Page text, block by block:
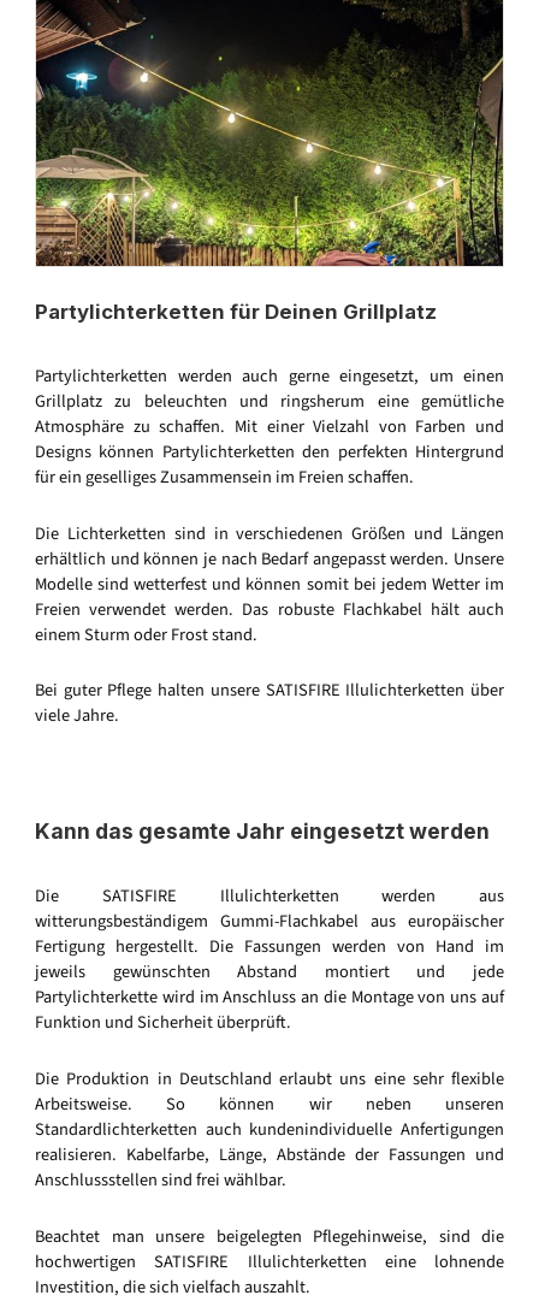
Partylichterketten für Deinen Grillplatz
Partylichterketten werden auch gerne eingesetzt, um einen
Grillplatz zu beleuchten und ringsherum eine gemütliche
Atmosphäre zu schaffen. Mit einer Vielzahl von Farben und
Designs können Partylichterketten den perfekten Hintergrund
für ein geselliges Zusammensein im Freien schaffen.
Die Lichterketten sind in verschiedenen Größen und Längen
erhältlich und können je nach Bedarf angepasst werden. Unsere
Modelle sind wetterfest und können somit bei jedem Wetter im
Freien verwendet werden. Das robuste Flachkabel hält auch
einem Sturm oder Frost stand.
Bei guter Pflege halten unsere SATISFIRE Illulichterketten über
viele Jahre.
Kann das gesamte Jahr eingesetzt werden
Die SATISFIRE Illulichterketten werden aus
witterungsbeständigem Gummi-Flachkabel aus europäischer
Fertigung hergestellt. Die Fassungen werden von Hand im
jeweils gewünschten Abstand montiert und jede
Partylichterkette wird im Anschluss an die Montage von uns auf
Funktion und Sicherheit überprüft.
Die Produktion in Deutschland erlaubt uns eine sehr flexible
Arbeitsweise. So können wir neben unseren
Standardlichterketten auch kundenindividuelle Anfertigungen
realisieren. Kabelfarbe, Länge, Abstände der Fassungen und
Anschlussstellen sind frei wählbar.
Beachtet man unsere beigelegten Pflegehinweise, sind die
hochwertigen SATISFIRE Illulichterketten eine lohnende
Investition, die sich vielfach auszahlt.